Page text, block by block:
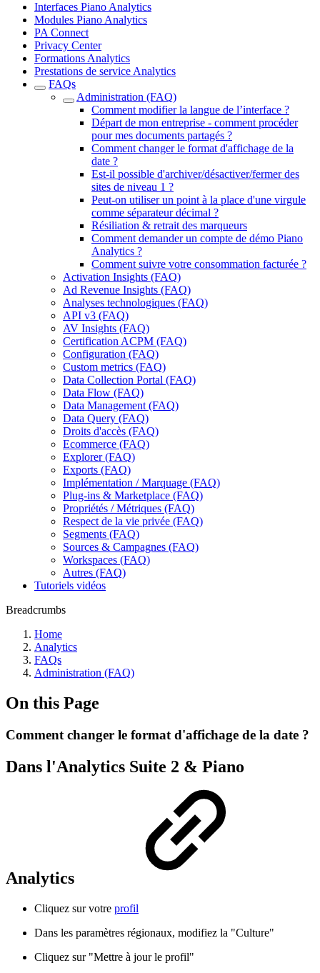
Interfaces Piano Analytics
Modules Piano Analytics
PA Connect
Privacy Center
Formations Analytics
Prestations de service Analytics
FAQs
Administration (FAQ)
Comment modifier la langue de l’interface ?
Départ de mon entreprise - comment procéder
pour mes documents partagés ?
Comment changer le format d'affichage de la
date ?
Est-il possible d'archiver/désactiver/fermer des
sites de niveau 1 ?
Peut-on utiliser un point à la place d'une virgule
comme séparateur décimal ?
Résiliation & retrait des marqueurs
Comment demander un compte de démo Piano
Analytics ?
Comment suivre votre consommation facturée ?
Activation Insights (FAQ)
Ad Revenue Insights (FAQ)
Analyses technologiques (FAQ)
API v3 (FAQ)
AV Insights (FAQ)
Certification ACPM (FAQ)
Configuration (FAQ)
Custom metrics (FAQ)
Data Collection Portal (FAQ)
Data Flow (FAQ)
Data Management (FAQ)
Data Query (FAQ)
Droits d'accès (FAQ)
Ecommerce (FAQ)
Explorer (FAQ)
Exports (FAQ)
Implémentation / Marquage (FAQ)
Plug-ins & Marketplace (FAQ)
Propriétés / Métriques (FAQ)
Respect de la vie privée (FAQ)
Segments (FAQ)
Sources & Campagnes (FAQ)
Workspaces (FAQ)
Autres (FAQ)
Tutoriels vidéos
Breadcrumbs
Home
Analytics
FAQs
Administration (FAQ)
On this Page
Comment changer le format d'affichage de la date ?
Dans l'Analytics Suite 2 & Piano
Analytics
Cliquez sur votre profil
Dans les paramètres régionaux, modifiez la "Culture"
Cliquez sur "Mettre à jour le profil"